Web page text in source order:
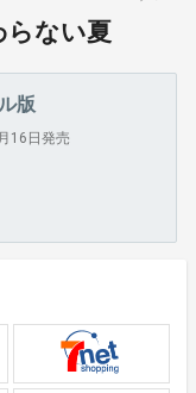
らない夏
版
16日発売